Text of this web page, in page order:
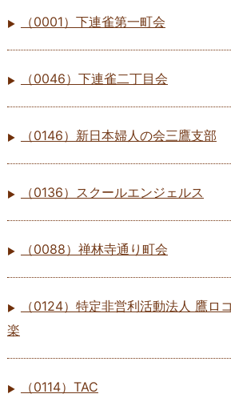
（0001）下連雀第一町会
（0046）下連雀二丁目会
（0146）新日本婦人の会三鷹支部
（0136）スクールエンジェルス
（0088）禅林寺通り町会
（0124）特定非営利活動法人 鷹ロ
楽
（0114）TAC